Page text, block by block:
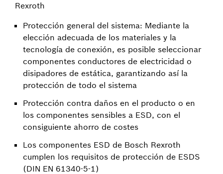
Rexroth
Protección general del sistema: Mediante la
elección adecuada de los materiales y la
tecnología de conexión, es posible seleccionar
componentes conductores de electricidad o
disipadores de estática, garantizando así la
protección de todo el sistema
Protección contra daños en el producto o en
los componentes sensibles a ESD, con el
consiguiente ahorro de costes
Los componentes ESD de Bosch Rexroth
cumplen los requisitos de protección de ESDS
(DIN EN 61340-5-1)